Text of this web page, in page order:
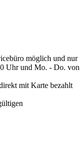
möglich und nur
Uhr und Mo. - Do. von
mit Karte bezahlt